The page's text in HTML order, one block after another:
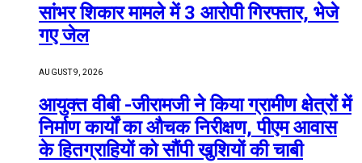
सांभर शिकार मामले में 3 आरोपी गिरफ्तार, भेजे
गए जेल
AUGUST 9, 2026
आयुक्त वीबी -जीरामजी ने किया ग्रामीण क्षेत्रों में
निर्माण कार्यों का औचक निरीक्षण, पीएम आवास
के हितग्राहियों को सौंपी खुशियों की चाबी